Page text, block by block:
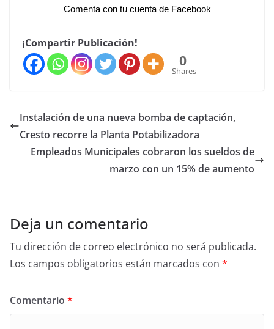
Comenta con tu cuenta de Facebook
¡Compartir Publicación!
0
Shares
Instalación de una nueva bomba de captación,
Cresto recorre la Planta Potabilizadora
Empleados Municipales cobraron los sueldos de
marzo con un 15% de aumento
Deja un comentario
Tu dirección de correo electrónico no será publicada.
Los campos obligatorios están marcados con *
Comentario *